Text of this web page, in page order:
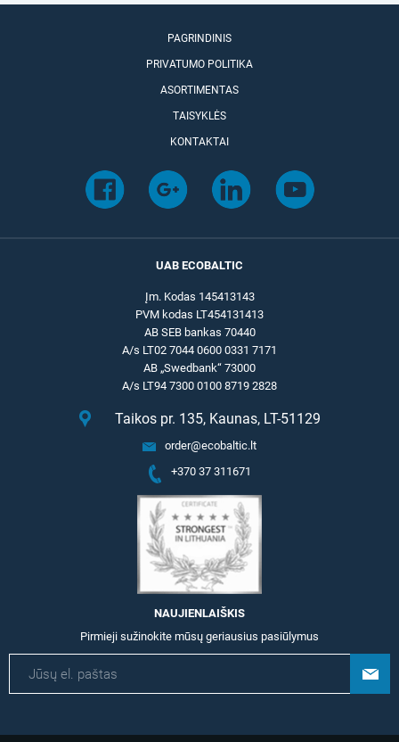
PAGRINDINIS
PRIVATUMO POLITIKA
ASORTIMENTAS
TAISYKLĖS
KONTAKTAI
UAB ECOBALTIC
Įm. Kodas 145413143
PVM kodas LT454131413
AB SEB bankas 70440
A/s LT02 7044 0600 0331 7171
AB „Swedbank“ 73000
A/s LT94 7300 0100 8719 2828
Taikos pr. 135, Kaunas, LT-51129
order@ecobaltic.lt
+370 37 311671
NAUJIENLAIŠKIS
Pirmieji sužinokite mūsų geriausius pasiūlymus